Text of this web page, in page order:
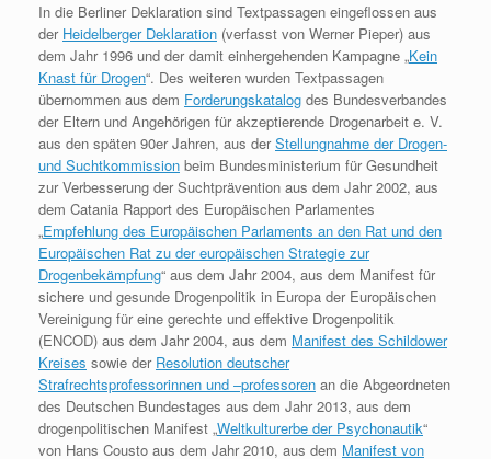
In die Berliner Deklaration sind Textpassagen eingeflossen aus
der Heidelberger Deklaration (verfasst von Werner Pieper) aus
dem Jahr 1996 und der damit einhergehenden Kampagne „Kein
Knast für Drogen“. Des weiteren wurden Textpassagen
übernommen aus dem Forderungskatalog des Bundesverbandes
der Eltern und Angehörigen für akzeptierende Drogenarbeit e. V.
aus den späten 90er Jahren, aus derStellungnahme der Drogen-
und Suchtkommission beim Bundesministerium für Gesundheit
zur Verbesserung der Suchtprävention aus dem Jahr 2002, aus
dem Catania Rapport des Europäischen Parlamentes
„Empfehlung des Europäischen Parlaments an den Rat und den
Europäischen Rat zu der europäischen Strategie zur
Drogenbekämpfung“ aus dem Jahr 2004, aus dem Manifest für
sichere und gesunde Drogenpolitik in Europa der Europäischen
Vereinigung für eine gerechte und effektive Drogenpolitik
(ENCOD) aus dem Jahr 2004, aus dem Manifest des Schildower
Kreises sowie der Resolution deutscher
Strafrechtsprofessorinnen und –professoren an die Abgeordneten
des Deutschen Bundestages aus dem Jahr 2013, aus dem
drogenpolitischen Manifest „Weltkulturerbe der Psychonautik“
von Hans Cousto aus dem Jahr 2010, aus dem Manifest von